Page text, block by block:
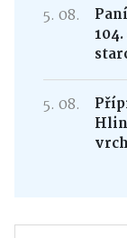
5. 08.
5. 08.